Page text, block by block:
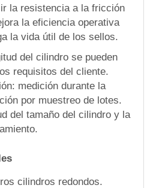
la resistencia a la fricción
la eficiencia operativa
la vida útil de los sellos.
del cilindro se pueden
requisitos del cliente.
medición durante la
por muestreo de lotes.
del tamaño del cilindro y la
cilindros redondos.